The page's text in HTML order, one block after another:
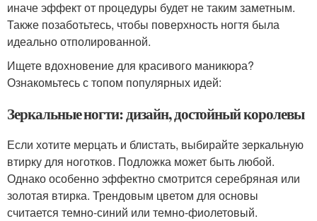
иначе эффект от процедуры будет не таким заметным.
Также позаботьтесь, чтобы поверхность ногтя была
идеально отполированной.
Ищете вдохновение для красивого маникюра?
Ознакомьтесь с топом популярных идей:
Зеркальные ногти: дизайн, достойный королевы
Если хотите мерцать и блистать, выбирайте зеркальную
втирку для ноготков. Подложка может быть любой.
Однако особенно эффектно смотрится серебряная или
золотая втирка. Трендовым цветом для основы
считается темно-синий или темно-фиолетовый.